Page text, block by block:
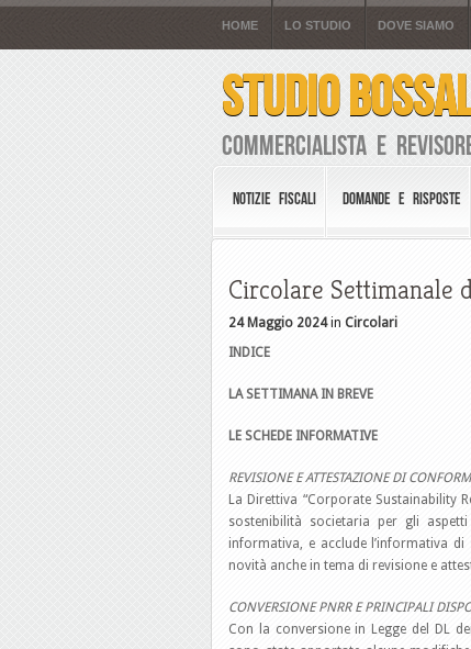
HOME LO STUDIO DOVE SIAMO
STUDIO
Commercialista e
NOTIZIE FISCALI DOMANDE E RISPOSTE
Circolare Settimanale
24 Maggio 2024in Circolari
INDICE
LA SETTIMANA IN BREVE
LE SCHEDE INFORMATIVE
REVISIONE E ATTESTAZIONE DI
La Direttiva “Corporate Sustainability
sostenibilità societaria per gli
informativa, e acclude l’informativa
novità anche in tema di revisione e
CONVERSIONE PNRR E PRINCIPALI
Con la conversione in Legge del DL